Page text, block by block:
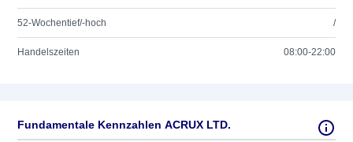
52-Wochentief/-hoch /
Handelszeiten 08:00-22:00
Fundamentale Kennzahlen ACRUX LTD.